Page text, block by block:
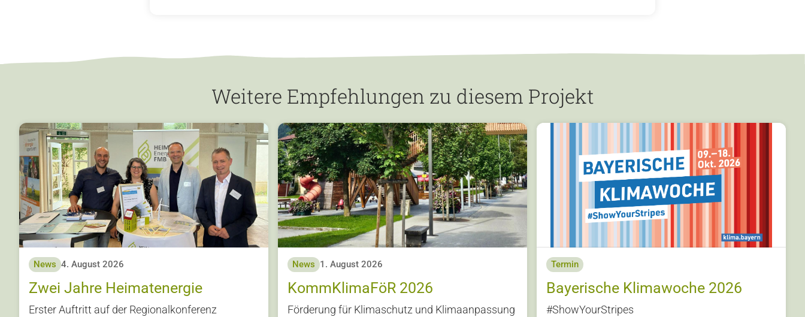
Weitere Empfehlungen zu diesem Projekt
News 4. August 2026
Zwei Jahre Heimatenergie
Erster Auftritt auf der Regionalkonferenz
News 1. August 2026
KommKlimaFöR 2026
Förderung für Klimaschutz und Klimaanpassung
Termin
Bayerische Klimawoche 2026
#ShowYourStripes